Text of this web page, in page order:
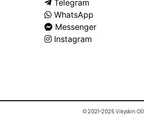
Telegram
WhatsApp
Messenger
Instagram
© 2021-2025 Vikyskin OÜ